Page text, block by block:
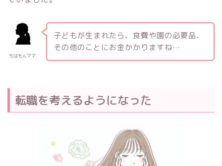
ちはもんママ
子どもが生まれたら、食費や園の必要品、
その他のことにお金かかりますね…
転職を考えるようになった